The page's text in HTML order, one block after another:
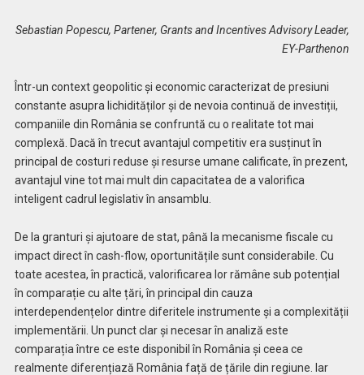
Sebastian Popescu, Partener, Grants and Incentives Advisory Leader,
EY-Parthenon
Într-un context geopolitic și economic caracterizat de presiuni
constante asupra lichidităților și de nevoia continuă de investiții,
companiile din România se confruntă cu o realitate tot mai
complexă. Dacă în trecut avantajul competitiv era susținut în
principal de costuri reduse și resurse umane calificate, în prezent,
avantajul vine tot mai mult din capacitatea de a valorifica
inteligent cadrul legislativ în ansamblu.
De la granturi și ajutoare de stat, până la mecanisme fiscale cu
impact direct în cash-flow, oportunitățile sunt considerabile. Cu
toate acestea, în practică, valorificarea lor rămâne sub potențial
în comparație cu alte țări, în principal din cauza
interdependențelor dintre diferitele instrumente și a complexității
implementării. Un punct clar și necesar în analiză este
comparația între ce este disponibil în România și ceea ce
realmente diferențiază România față de țările din regiune. Iar